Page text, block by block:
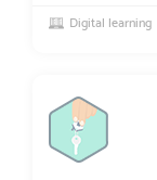
Digital learning